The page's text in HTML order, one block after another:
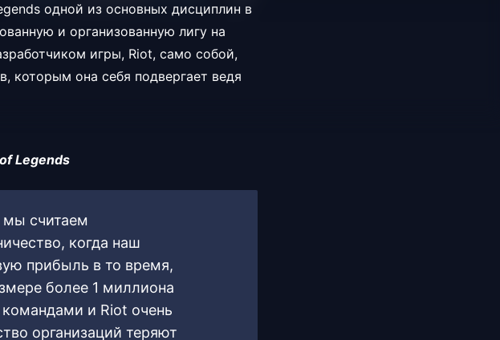
одной из основных дисциплин в
и организованную лигу на
игры, Riot, само собой,
которым она себя подвергает ведя
Legends
мы считаем
когда наш
прибыль в то время,
более 1 миллиона
и Riot очень
организаций теряют